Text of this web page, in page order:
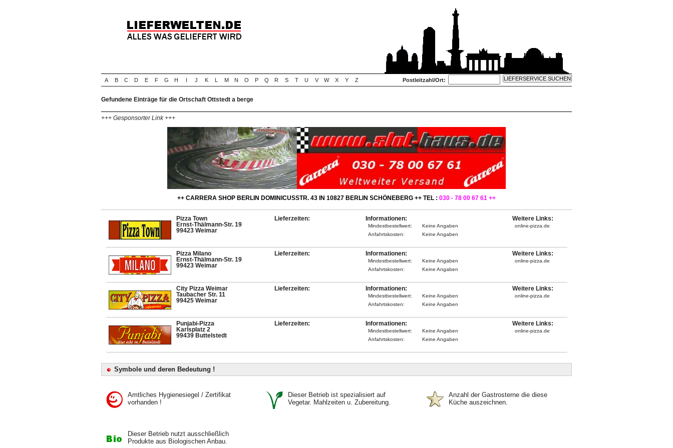
A B C D E F G H I J K L M N O P Q R S T U V W X Y Z Postleitzahl/Ort:
Gefundene Einträge für die Ortschaft Ottstedt a berge
+++ Gesponsorter Link +++
++ CARRERA SHOP BERLIN DOMINICUSSTR. 43 IN 10827 BERLIN SCHÖNEBERG ++ TEL : 030 - 78 00 67 61 ++
Pizza Town
Ernst-Thälmann-Str. 19
99423 Weimar
Lieferzeiten: Informationen:
Mindestbestellwert:
Keine Angaben
Anfahrtskosten:
Keine Angaben
Weitere Links:
online-pizza.de
Pizza Milano
Ernst-Thälmann-Str. 19
99423 Weimar
Lieferzeiten: Informationen:
Mindestbestellwert:
Keine Angaben
Anfahrtskosten:
Keine Angaben
Weitere Links:
online-pizza.de
City Pizza Weimar
Taubacher Str. 11
99425 Weimar
Lieferzeiten: Informationen:
Mindestbestellwert:
Keine Angaben
Anfahrtskosten:
Keine Angaben
Weitere Links:
online-pizza.de
Punjabi-Pizza
Karlsplatz 2
99439 Buttelstedt
Lieferzeiten: Informationen:
Mindestbestellwert:
Keine Angaben
Anfahrtskosten:
Keine Angaben
Weitere Links:
online-pizza.de
Symbole und deren Bedeutung !
Amtliches Hygienesiegel / Zertifikat
vorhanden !
Dieser Betrieb ist spezialisiert auf
Vegetar. Mahlzeiten u. Zubereitung.
Anzahl der Gastrosterne die diese
Küche auszeichnen.
Dieser Betrieb nutzt ausschließlich
Produkte aus Biologischen Anbau.